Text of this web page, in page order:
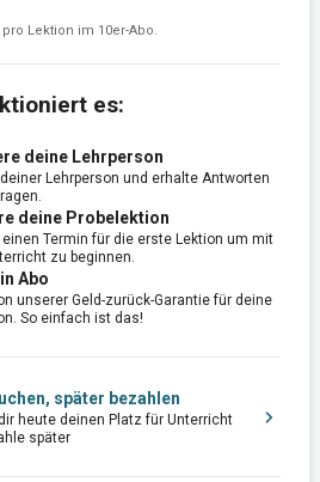
Lektion im 10er-Abo.
es:
deine Lehrperson
Lehrperson und erhalte Antworten
deine Probelektion
Termin für die erste Lektion um mit
zu beginnen.
Abo
unserer Geld-zurück-Garantie für deine
So einfach ist das!
später bezahlen
heute deinen Platz für Unterricht
später